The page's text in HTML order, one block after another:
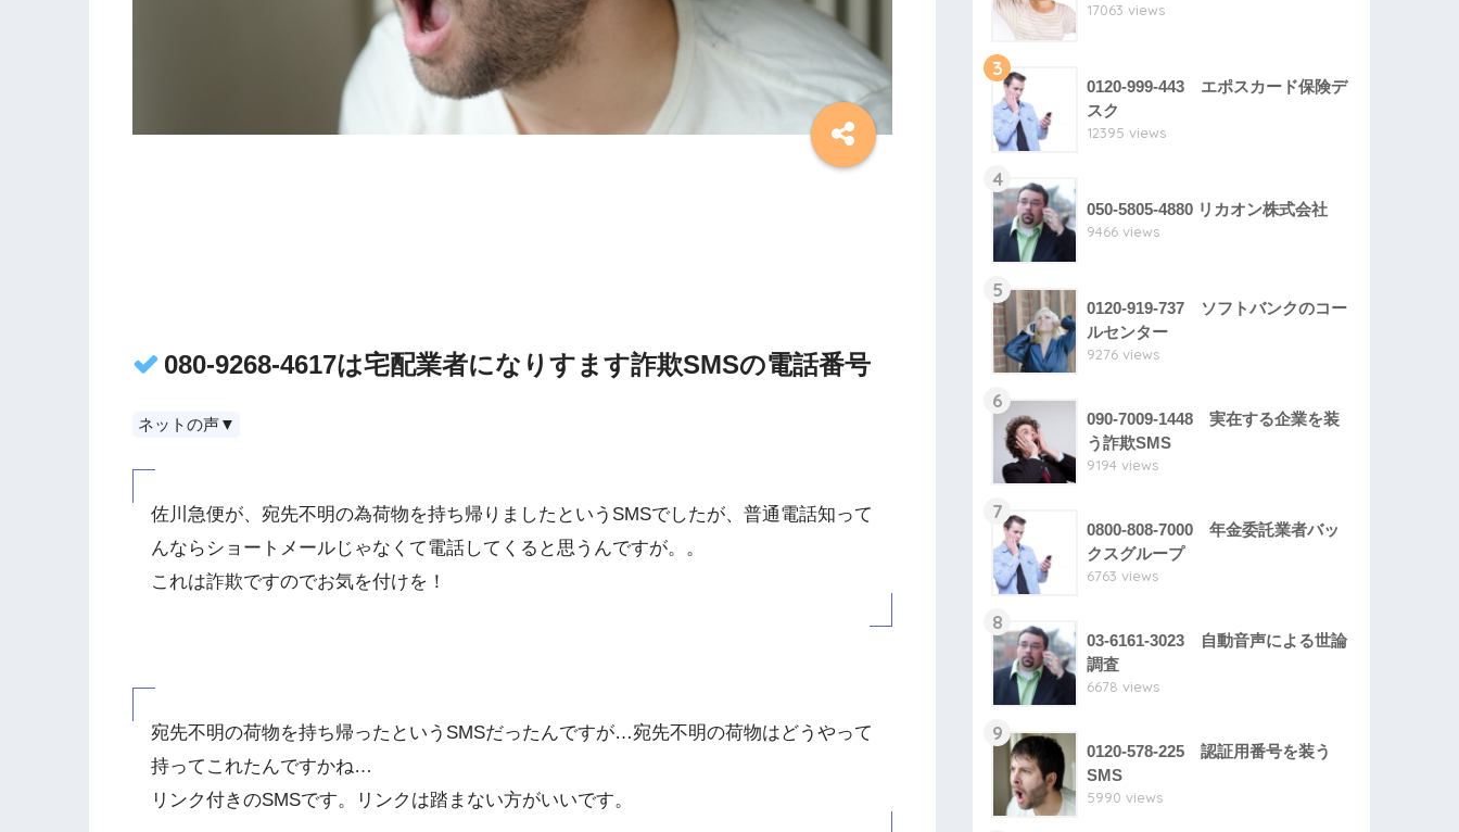
080-9268-4617は宅配業者になりすます詐欺SMSの電話番号
ネットの声▼
佐川急便が、宛先不明の為荷物を持ち帰りましたというSMSでしたが、普通電話知って
んならショートメールじゃなくて電話してくると思うんですが。。
これは詐欺ですのでお気を付けを！
宛先不明の荷物を持ち帰ったというSMSだったんですが…宛先不明の荷物はどうやって
持ってこれたんですかね…
リンク付きのSMSです。リンクは踏まない方がいいです。
17063 views
3
0120-999-443 エポスカード保険デ
スク
12395 views
4
050-5805-4880 リカオン株式会社
9466 views
5
0120-919-737 ソフトバンクのコー
ルセンター
9276 views
6
090-7009-1448 実在する企業を装
う詐欺SMS
9194 views
7
0800-808-7000 年金委託業者バッ
クスグループ
6763 views
8
03-6161-3023 自動音声による世論
調査
6678 views
9
0120-578-225 認証用番号を装う
SMS
5990 views